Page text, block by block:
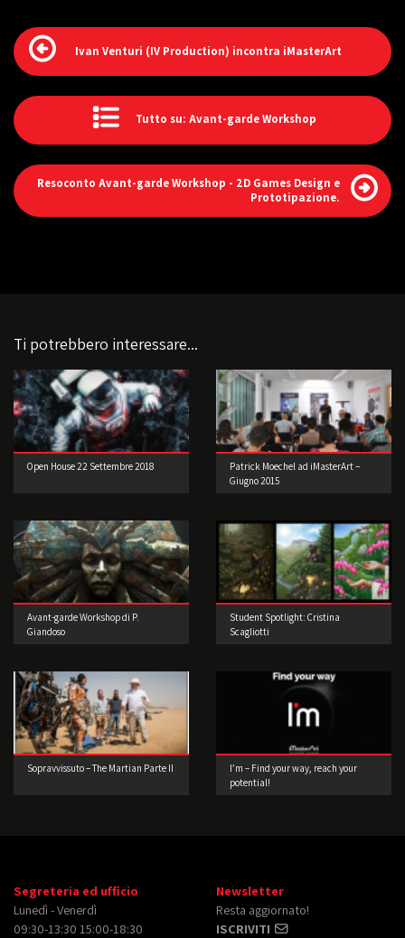
Ivan Venturi (IV Production) incontra iMasterArt
Tutto su: Avant-garde Workshop
Resoconto Avant-garde Workshop - 2D Games Design e
Prototipazione.
Ti potrebbero interessare...
Open House 22 Settembre 2018
Patrick Moechel ad iMasterArt –
Giugno 2015
Avant-garde Workshop di P.
Giandoso
Student Spotlight: Cristina
Scagliotti
Sopravvissuto – The Martian Parte II
I’m – Find your way, reach your
potential!
Segreteria ed ufficio
Lunedì - Venerdì
09:30-13:30 15:00-18:30
Newsletter
Resta aggiornato!
ISCRIVITI